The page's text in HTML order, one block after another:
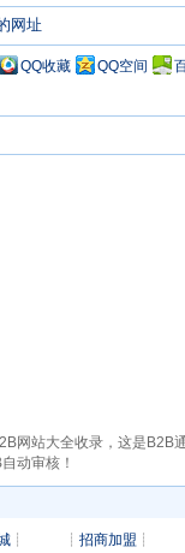
网址
QQ收藏 QQ空间
网站大全收录，这是
动审核！
┊ ┊ 招商加盟 ┊